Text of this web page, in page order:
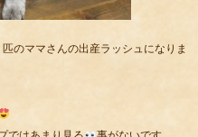
のママさんの出産ラッシュになりま